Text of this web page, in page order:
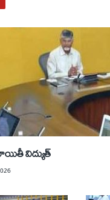
విద్యుత్